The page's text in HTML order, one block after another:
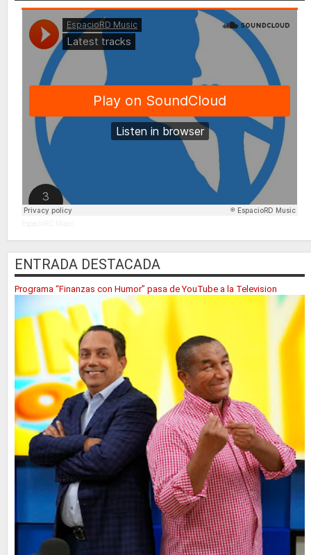
ENTRADA DESTACADA
Programa “Finanzas con Humor” pasa de YouTube a la Television